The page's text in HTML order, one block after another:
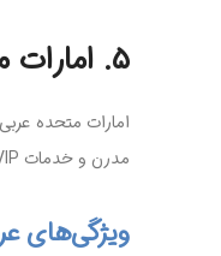
۵. امارات متحده عربی – عروسی‌های باشکوه در دبی و ابوظبی
امارات متحده
مدرن و خدمات VIP، این کشور را به یکی از بهترین مقاصد عروسی در سال ۲۰۲۵ تبدیل کرده است.
ویژگی‌های